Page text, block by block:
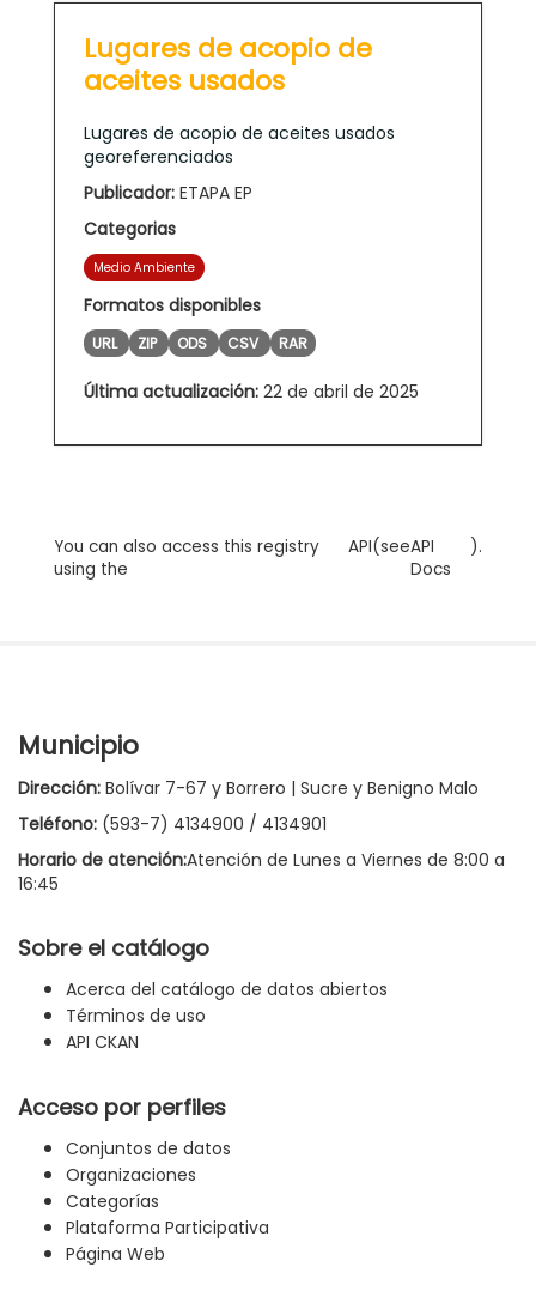
Lugares de acopio de
aceites usados
Lugares de acopio de aceites usados
georeferenciados
Publicador: ETAPA EP
Categorias
Medio Ambiente
Formatos disponibles
URL ZIP ODS CSV RAR
Última actualización: 22 de abril de 2025
You can also access this registry
using the
API(seeAPI
Docs
).
Municipio
Dirección: Bolívar 7-67 y Borrero | Sucre y Benigno Malo
Teléfono: (593-7) 4134900 / 4134901
Horario de atención:Atención de Lunes a Viernes de 8:00 a
16:45
Sobre el catálogo
Acerca del catálogo de datos abiertos
Términos de uso
API CKAN
Acceso por perfiles
Conjuntos de datos
Organizaciones
Categorías
Plataforma Participativa
Página Web